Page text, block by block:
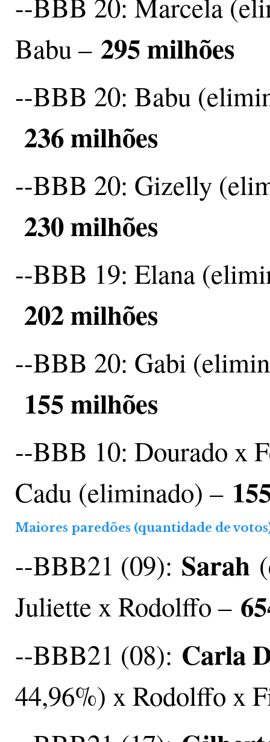
--BBB 20: Marcela
Babu – 295 milhões
--BBB 20: Babu
236 milhões
--BBB 20: Gizelly
230 milhões
--BBB 19: Elana
202 milhões
--BBB 20: Gabi
155 milhões
--BBB 10: Dourado x
Cadu (eliminado) –
Maiores paredões (quantidade de
--BBB21 (09): Sarah
Juliette x Rodolffo –
--BBB21 (08): Carla
44,96%) x Rodolffo x